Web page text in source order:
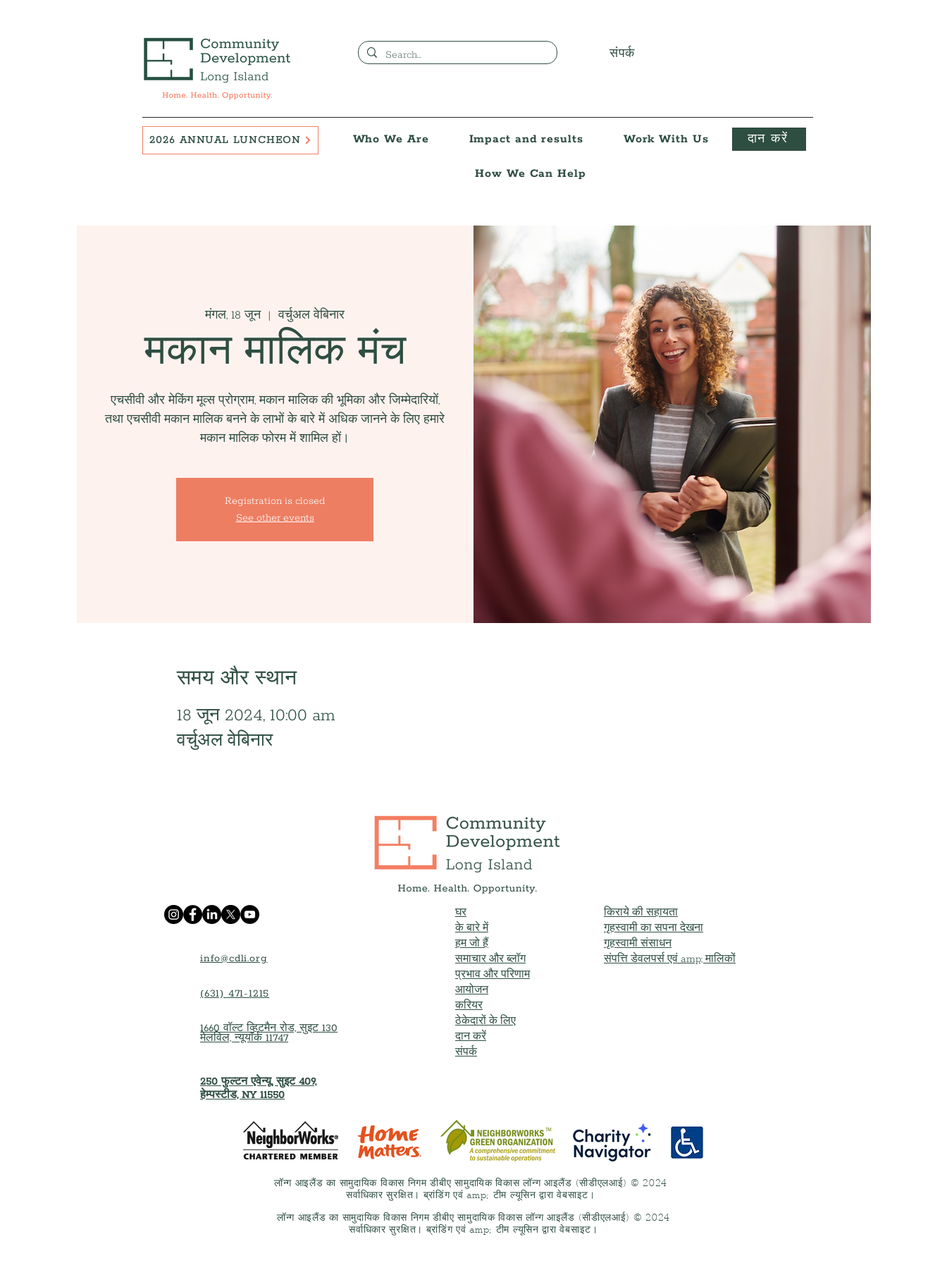
संपर्क
2026 ANNUAL LUNCHEON Who We Are Impact and results Work With Us
How We Can Help
दान करें
मंगल, 18 जून
  |
वर्चुअल वेबिनार
मकान मालिक मंच
एचसीवी और मेकिंग मूव्स प्रोग्राम, मकान मालिक की भूमिका और जिम्मेदारियों,
तथा एचसीवी मकान मालिक बनने के लाभों के बारे में अधिक जानने के लिए हमारे
मकान मालिक फोरम में शामिल हों।
Registration is closed
See other events
समय और स्थान
18 जून 2024, 10:00 am
वर्चुअल वेबिनार
info@cdli.org
(631) 471-1215
1660 वॉल्ट व्हिटमैन रोड, सुइट 130
मेलविल, न्यूयॉर्क 11747
250 फुल्टन एवेन्यू, सुइट 409,
हेम्पस्टीड, NY 11550
घर
के बारे में
हम जो हैं
समाचार और ब्लॉग
प्रभाव और परिणाम
आयोजन
करियर
ठेकेदारों के लिए
दान करें
संपर्क
किराये की सहायता
गृहस्वामी का सपना देखना
गृहस्वामी संसाधन
संपत्ति डेवलपर्स एवं amp; मालिकों
लॉन्ग आइलैंड का सामुदायिक विकास निगम डीबीए सामुदायिक विकास लॉन्ग आइलैंड (सीडीएलआई) © 2024
सर्वाधिकार सुरक्षित। ब्रांडिंग एवं amp; टीम ल्यूसिन द्वारा वेबसाइट।
लॉन्ग आइलैंड का सामुदायिक विकास निगम डीबीए सामुदायिक विकास लॉन्ग आइलैंड (सीडीएलआई) © 2024
सर्वाधिकार सुरक्षित। ब्रांडिंग एवं amp; टीम ल्यूसिन द्वारा वेबसाइट।